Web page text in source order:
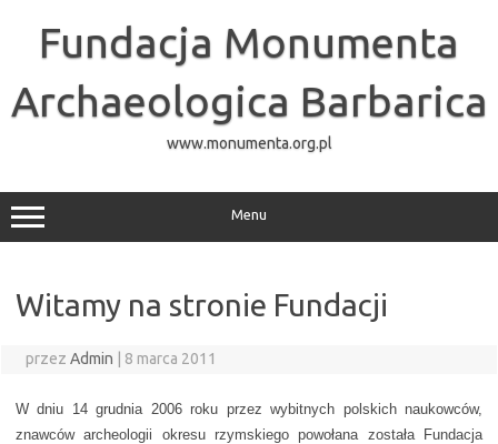
Fundacja Monumenta
Archaeologica Barbarica
www.monumenta.org.pl
Menu
Witamy na stronie Fundacji
przez Admin 8 marca 2011
W dniu 14 grudnia 2006 roku przez wybitnych polskich naukowców,
znawców archeologii okresu rzymskiego powołana została Fundacja